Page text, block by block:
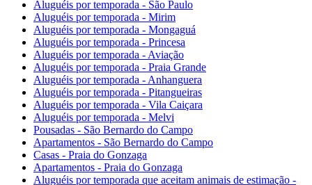
Aluguéis por temporada - São Paulo
Aluguéis por temporada - Mirim
Aluguéis por temporada - Mongaguá
Aluguéis por temporada - Princesa
Aluguéis por temporada - Aviação
Aluguéis por temporada - Praia Grande
Aluguéis por temporada - Anhanguera
Aluguéis por temporada - Pitangueiras
Aluguéis por temporada - Vila Caiçara
Aluguéis por temporada - Melvi
Pousadas - São Bernardo do Campo
Apartamentos - São Bernardo do Campo
Casas - Praia do Gonzaga
Apartamentos - Praia do Gonzaga
Aluguéis por temporada que aceitam animais de estimação -